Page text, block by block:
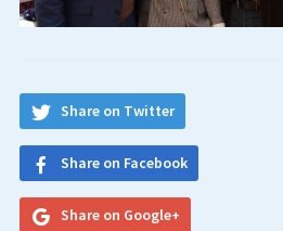
Share on Twitter
Share on Facebook
Share on Google+